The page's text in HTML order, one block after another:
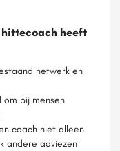
heeft
netwerk en
om bij mensen
coach niet alleen
andere adviezen